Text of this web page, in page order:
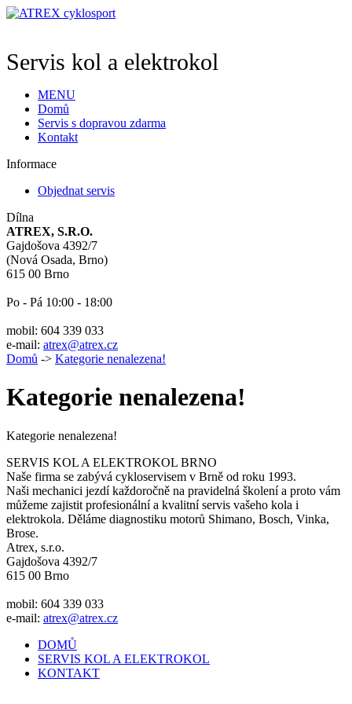
Servis kol a elektrokol
MENU
Domů
Servis s dopravou zdarma
Kontakt
Informace
Objednat servis
Dílna
ATREX, S.R.O.
Gajdošova 4392/7
(Nová Osada, Brno)
615 00 Brno
Po - Pá 10:00 - 18:00
mobil: 604 339 033
e-mail: atrex@atrex.cz
Domů -> Kategorie nenalezena!
Kategorie nenalezena!
Kategorie nenalezena!
SERVIS KOL A ELEKTROKOL BRNO
Naše firma se zabývá cykloservisem v Brně od roku 1993.
Naši mechanici jezdí každoročně na pravidelná školení a proto vám
můžeme zajistit profesionální a kvalitní servis vašeho kola i
elektrokola. Děláme diagnostiku motorů Shimano, Bosch, Vinka,
Brose.
Atrex, s.r.o.
Gajdošova 4392/7
615 00 Brno
mobil: 604 339 033
e-mail: atrex@atrex.cz
DOMŮ
SERVIS KOL A ELEKTROKOL
KONTAKT